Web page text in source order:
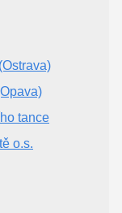
tance
o.s.